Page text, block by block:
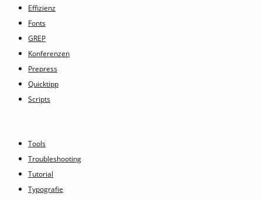
Effizienz
Fonts
GREP
Konferenzen
Prepress
Quicktipp
Scripts
Tools
Troubleshooting
Tutorial
Typografie